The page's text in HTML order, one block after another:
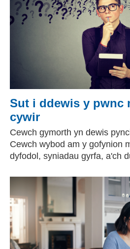
Sut i ddewis y pwnc
cywir
Cewch gymorth yn dewis
Cewch wybod am y gofynion
dyfodol, syniadau gyrfa, a'ch